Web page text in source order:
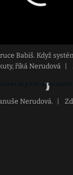
Babiš. Když
říká Nerudová
Nerudová.